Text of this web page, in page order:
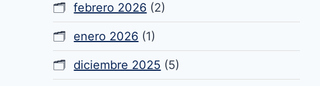
febrero 2026 (2)
enero 2026 (1)
diciembre 2025 (5)